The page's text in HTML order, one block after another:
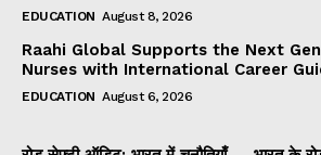
EDUCATION August 8, 2026
Raahi Global Supports the Next
Nurses with International Career
EDUCATION August 6, 2026